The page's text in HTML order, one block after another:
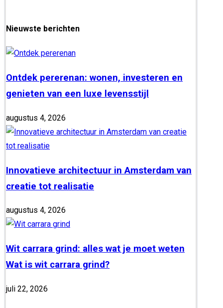
Nieuwste berichten
Ontdek pererenan: wonen, investeren en
genieten van een luxe levensstijl
augustus 4, 2026
Innovatieve architectuur in Amsterdam van
creatie tot realisatie
augustus 4, 2026
Wit carrara grind: alles wat je moet weten
Wat is wit carrara grind?
juli 22, 2026